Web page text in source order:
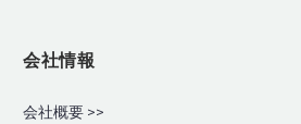
会社情報
会社概要 >>